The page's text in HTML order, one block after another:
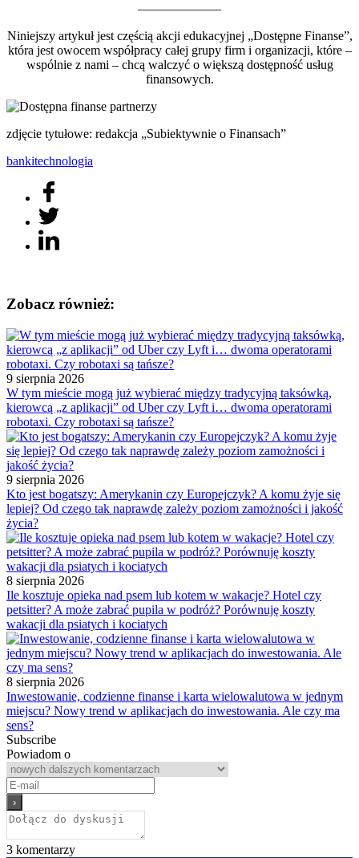
——————–
Niniejszy artykuł jest częścią akcji edukacyjnej „Dostępne Finanse”,
która jest owocem współpracy całej grupy firm i organizacji, które –
wspólnie z nami – chcą walczyć o większą dostępność usług
finansowych.
zdjęcie tytułowe: redakcja „Subiektywnie o Finansach”
bankitechnologia
Zobacz również:
9 sierpnia 2026
W tym mieście mogą już wybierać między tradycyjną taksówką,
kierowcą „z aplikacji” od Uber czy Lyft i… dwoma operatorami
robotaxi. Czy robotaxi są tańsze?
9 sierpnia 2026
Kto jest bogatszy: Amerykanin czy Europejczyk? A komu żyje się
lepiej? Od czego tak naprawdę zależy poziom zamożności i jakość
życia?
8 sierpnia 2026
Ile kosztuje opieka nad psem lub kotem w wakacje? Hotel czy
petsitter? A może zabrać pupila w podróż? Porównuję koszty
wakacji dla psiatych i kociatych
8 sierpnia 2026
Inwestowanie, codzienne finanse i karta wielowalutowa w jednym
miejscu? Nowy trend w aplikacjach do inwestowania. Ale czy ma
sens?
Subscribe
Powiadom o
3 komentarzy